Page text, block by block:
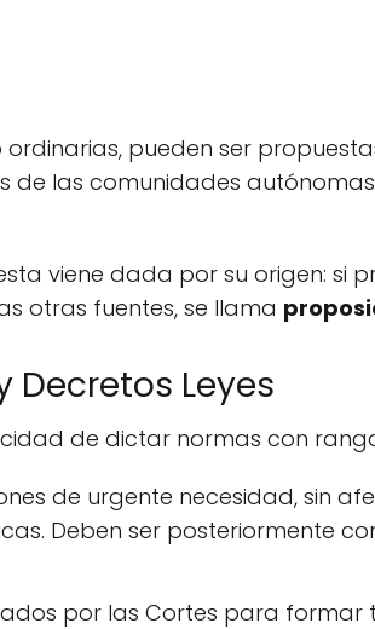
pueden ser
de las comunidades
viene dada por su origen: si
otras fuentes, se llama
Decretos Leyes
de dictar normas con
de urgente necesidad, sin
Deben ser posteriormente
por las Cortes para formar